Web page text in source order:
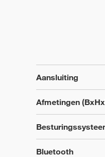
Aansluiting
Afmetingen
Bluetooth